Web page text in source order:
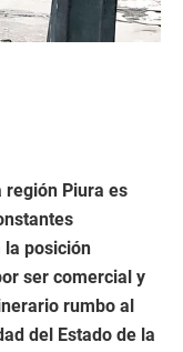
región Piura es
la posición
ser comercial y
rumbo al
del Estado de la